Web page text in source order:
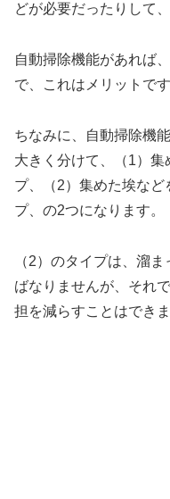
どが必要だったりして
自動掃除機能があれば
で、これはメリットです
ちなみに、自動掃除機
大きく分けて、（1）集
プ、（2）集めた埃など
プ、の2つになります。
（2）のタイプは、溜
ばなりませんが、それ
担を減らすことはできま